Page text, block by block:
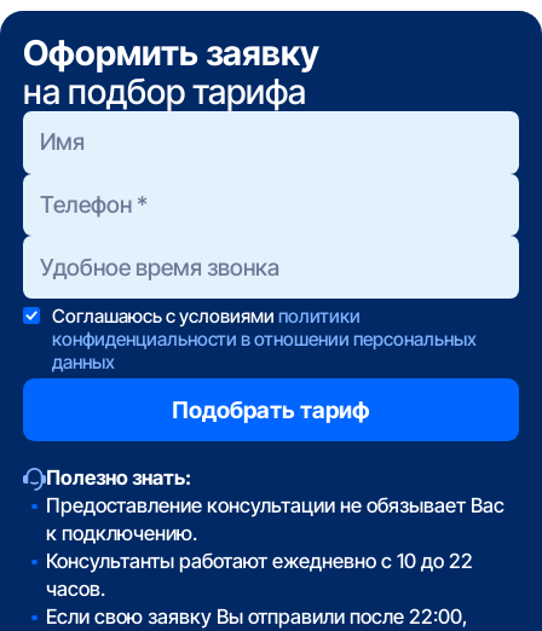
Оформить заявку
на подбор тарифа
Соглашаюсь с условиями политики
конфиденциальности в отношении персональных
данных
Полезно знать:
Предоставление консультации не обязывает Вас
к подключению.
Консультанты работают ежедневно с 10 до 22
часов.
Если свою заявку Вы отправили после 22:00,